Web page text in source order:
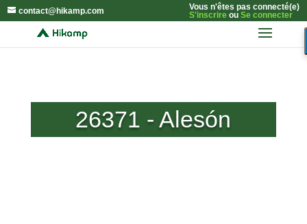
contact@hikamp.com
Vous n'êtes pas connecté(e)
S'inscrireou Se connecter
26371 - Alesón